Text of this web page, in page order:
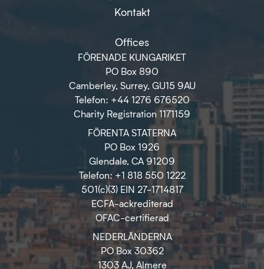
Kontakt
Offices
FÖRENADE KUNGARIKET
PO Box 890
Camberley, Surrey, GU15 9AU
Telefon: +44 1276 676520
Charity Registration 1171159
FÖRENTA STATERNA
PO Box 1926
Glendale, CA 91209
Telefon: +1 818 550 1222
501(c)(3) EIN 27-1714817
ECFA-ackrediterad
OFAC-certifierad
NEDERLÄNDERNA
PO Box 30362
1303 AJ, Almere